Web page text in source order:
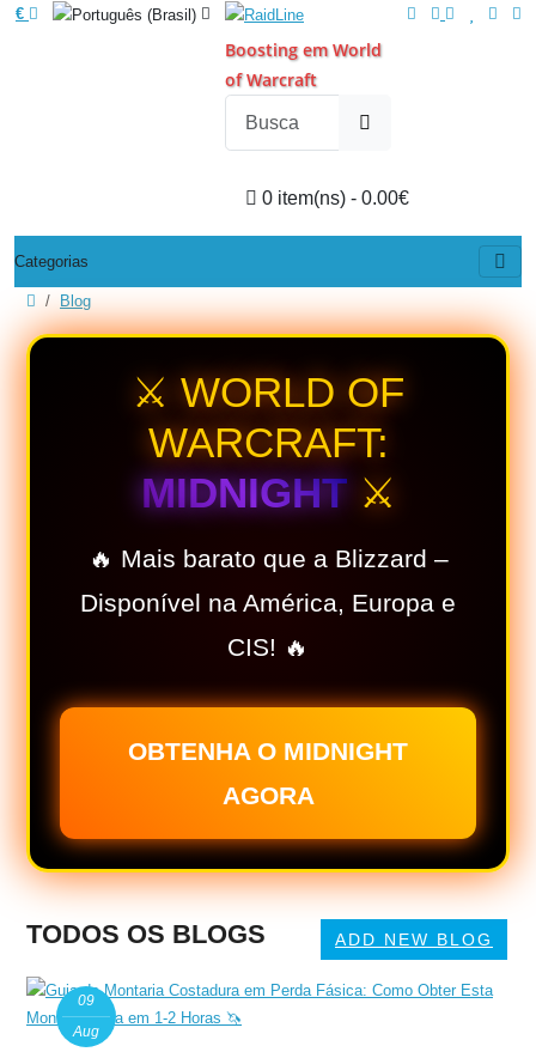
€
Boosting em World
of Warcraft
0 item(ns) - 0.00€
Categorias
Blog
⚔️ WORLD OF
WARCRAFT:
MIDNIGHT⚔️
🔥 Mais barato que a Blizzard –
Disponível na América, Europa e
CIS! 🔥
OBTENHA O MIDNIGHT
AGORA
TODOS OS BLOGS ADD NEW BLOG
09
Aug